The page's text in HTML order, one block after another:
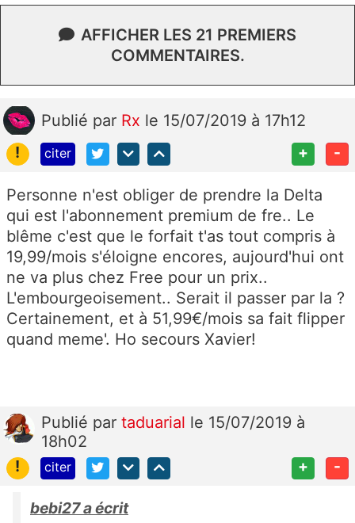
AFFICHER LES 21 PREMIERS
COMMENTAIRES.
Publié par Rx le 15/07/2019 à 17h12
!
citer + -
Personne n'est obliger de prendre la Delta
qui est l'abonnement premium de fre.. Le
blême c'est que le forfait t'as tout compris à
19,99/mois s'éloigne encores, aujourd'hui ont
ne va plus chez Free pour un prix..
L'embourgeoisement.. Serait il passer par la ?
Certainement, et à 51,99€/mois sa fait flipper
quand meme'. Ho secours Xavier!
Publié par taduarial le 15/07/2019 à
18h02
!
citer + -
bebi27 a écrit